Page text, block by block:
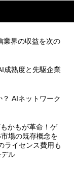
業界の収益を次の
成熟度と先駆企業
AIネットワーク
かもが革命！ゲ
場の既存概念を
ライセンス費用も
ル